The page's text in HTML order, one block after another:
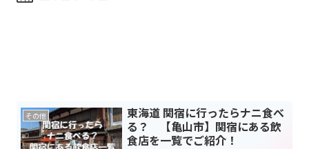
その他
東海道 関宿に行ったらナニ食べ
る？ 【亀山市】関宿にある飲
食店を一覧でご紹介！